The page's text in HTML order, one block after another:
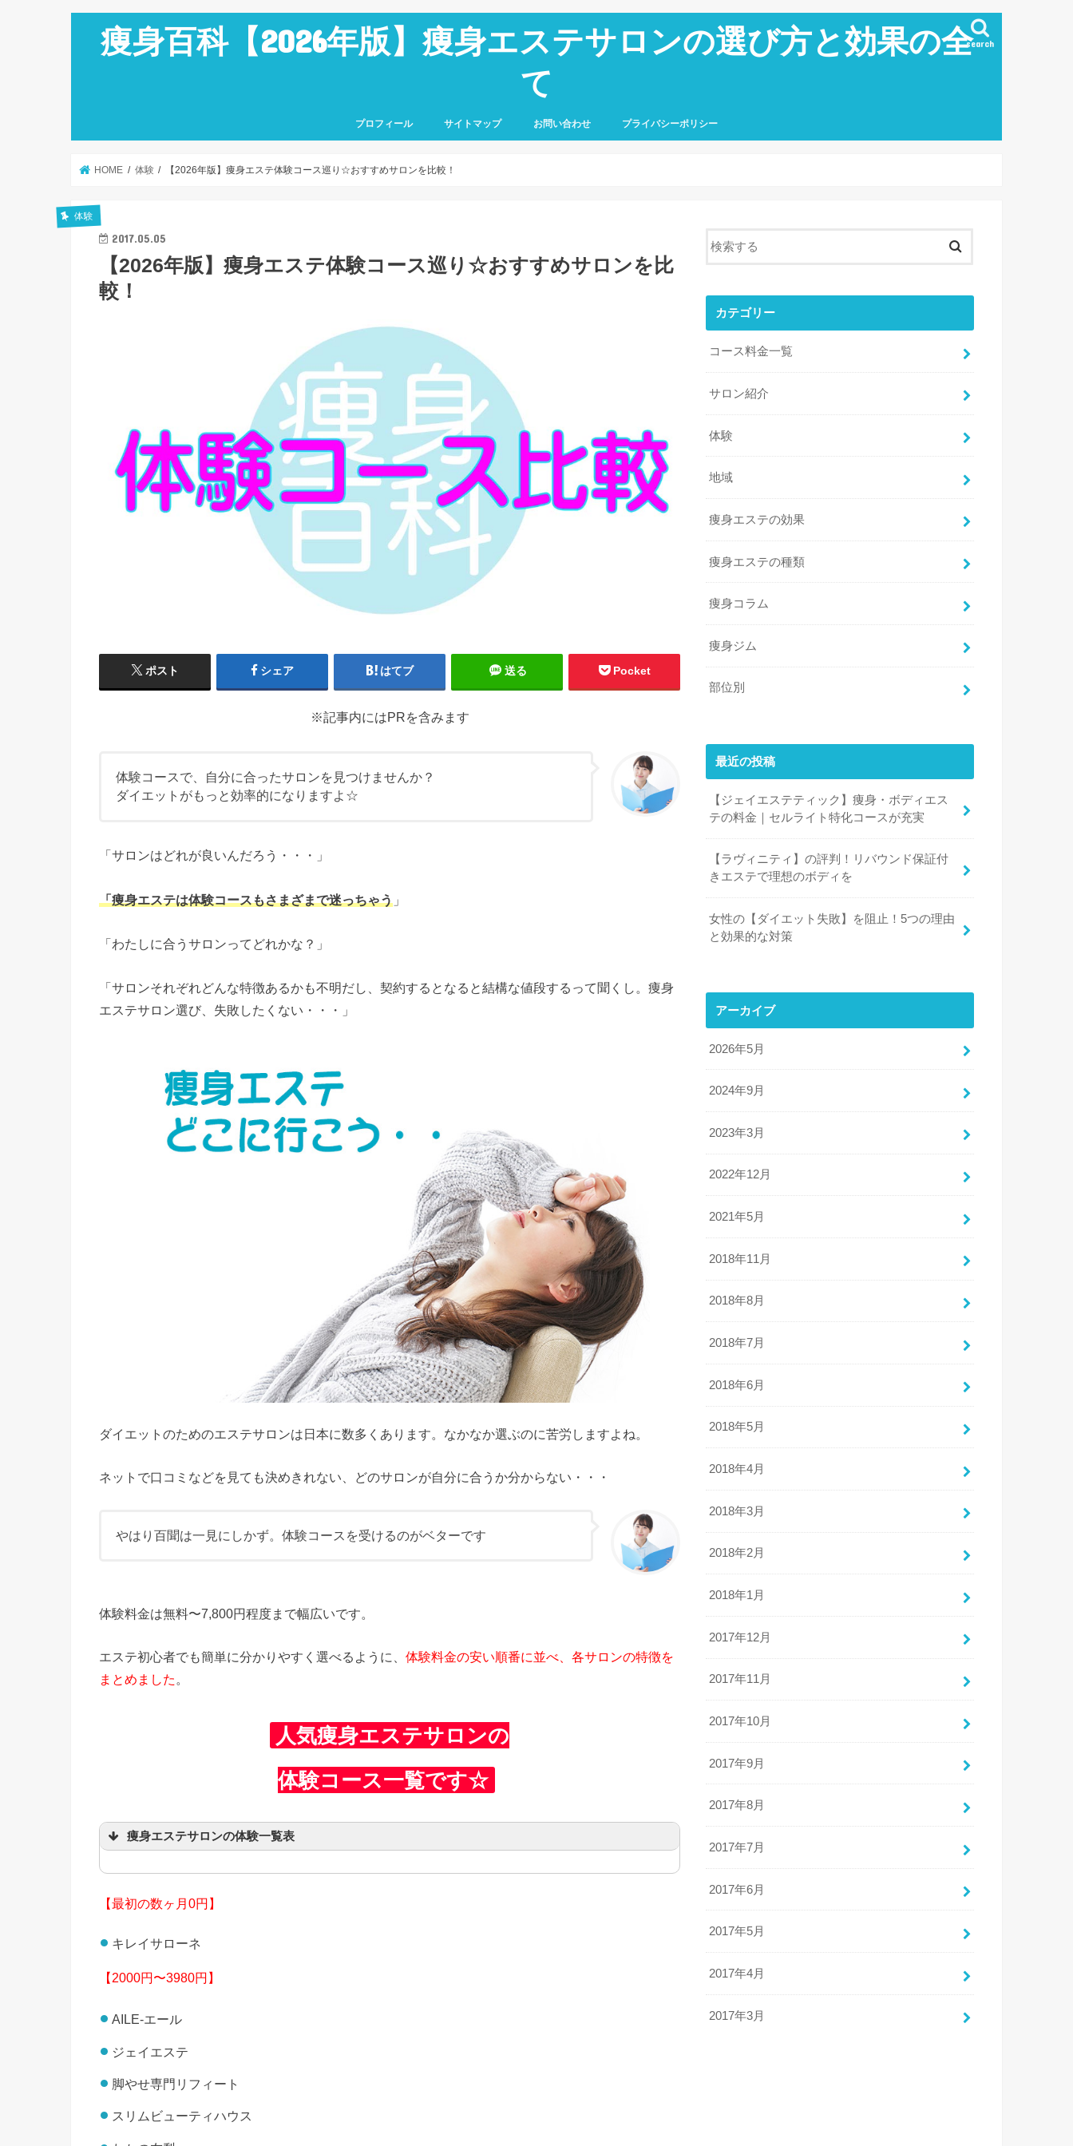
痩身百科【2026年版】痩身エステサロンの選び方と効果の全
て
search
プロフィール サイトマップ お問い合わせ プライバシーポリシー
HOME 体験 【2026年版】痩身エステ体験コース巡り☆おすすめサロンを比較！
体験
2017.05.05
【2026年版】痩身エステ体験コース巡り☆おすすめサロンを比
較！
ポスト シェア はてブ 送る Pocket
※記事内にはPRを含みます
体験コースで、自分に合ったサロンを見つけませんか？
ダイエットがもっと効率的になりますよ ☆
「サロンはどれが良いんだろう・・・」
「痩身エステは体験コースもさまざまで迷っちゃう 」
「わたしに合うサロンってどれかな？」
「サロンそれぞれどんな特徴あるかも不明だし、契約するとなると結構な値段するって聞くし。痩身
エステサロン選び、失敗したくない・・・」
ダイエットのためのエステサロンは日本に数多くあります。なかなか選ぶのに苦労しますよね。
ネットで口コミなどを見ても決めきれない、どのサロンが自分に合うか分からない・・・
やはり百聞は一見にしかず。体験コースを受けるのがベターです
体験料金は無料〜7,800円程度まで幅広いです。
エステ初心者でも簡単に分かりやすく選べるように、 体験料金の安い順番に並べ、各サロンの特徴を
まとめました 。
人気痩身エステサロンの
体験コース一覧です☆
痩身エステサロンの体験一覧表
【最初の数ヶ月0円】
キレイサローネ
【2000円〜3980円】
AILE-エール
ジェイエステ
脚やせ専門リフィート
スリムビューティハウス
カテゴリー
コース料金一覧
サロン紹介
体験
地域
痩身エステの効果
痩身エステの種類
痩身コラム
痩身ジム
部位別
最近の投稿
【ジェイエステティック】痩身・ボディエス
テの料金｜セルライト特化コースが充実
【ラヴィニティ】の評判！リバウンド保証付
きエステで理想のボディを
女性の【ダイエット失敗】を阻止！5つの理由
と効果的な対策
アーカイブ
2026年5月
2024年9月
2023年3月
2022年12月
2021年5月
2018年11月
2018年8月
2018年7月
2018年6月
2018年5月
2018年4月
2018年3月
2018年2月
2018年1月
2017年12月
2017年11月
2017年10月
2017年9月
2017年8月
2017年7月
2017年6月
2017年5月
2017年4月
2017年3月